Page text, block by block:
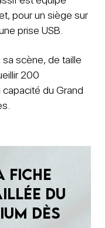
pour un siège sur
prise USB.
scène, de taille
200
du Grand
fiche
du
dès